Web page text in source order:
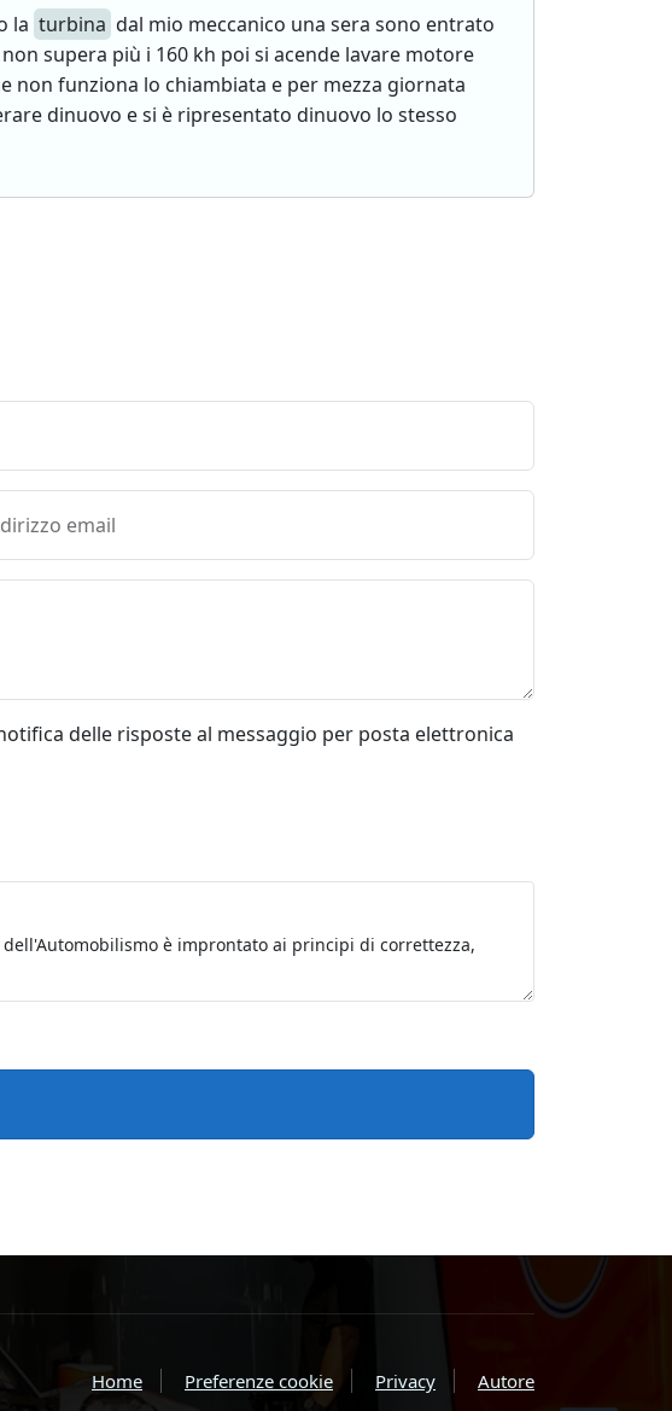
la turbina dal mio meccanico una sera sono entrato
supera più i 160 kh poi si acende lavare motore
non funziona lo chiambiata e per mezza giornata
dinuovo e si è ripresentato dinuovo lo stesso
email
delle risposte al messaggio per posta elettronica
Home Preferenze cookie Privacy Autore